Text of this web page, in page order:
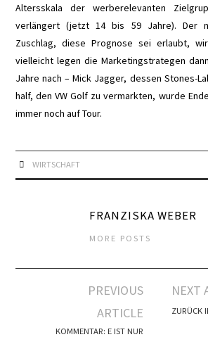
ELEKTRIZITÄT
ELEKTROMOTOR
FCEV
FESTKÖRPER-AKKU
FRUNK
INDUKTIVES LADEN
Altersskala der werberelevanten
verlängert (jetzt 14 bis 59 Jahre). Der
Zuschlag, diese Prognose sei erlaubt,
vielleicht legen die Marketingstrategen
Jahre nach – Mick Jagger, dessen Stones-
half, den VW Golf zu vermarkten, wurde
immer noch auf Tour.
WIRTSCHAFT
FRANZISKA WEBER
MORE POSTS
Navigation
PREVIOUS
ARTICLE
KOMMENTAR: E IST NUR
NEXT
ZURÜCK